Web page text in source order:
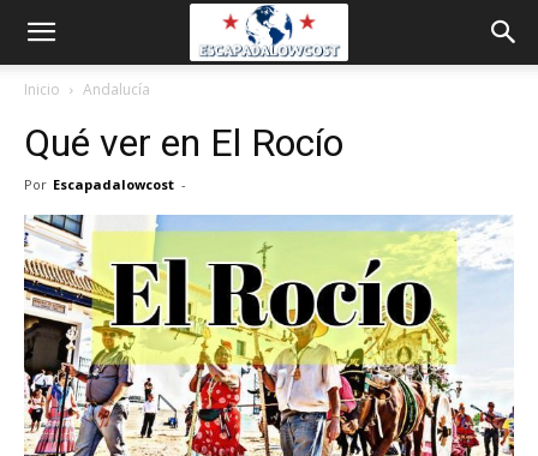
Inicio Andalucía
Qué ver en El Rocío
Por Escapadalowcost -